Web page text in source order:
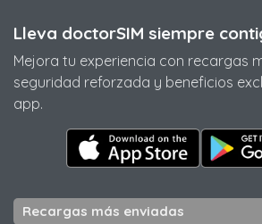
Lleva doctorSIM siempre
Mejora tu experiencia con recargas
seguridad reforzada y beneficios
app.
Recargas más enviadas